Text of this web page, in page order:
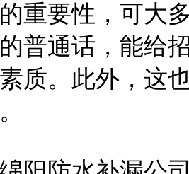
重要性，可大
普通话，能给
质。此外，这